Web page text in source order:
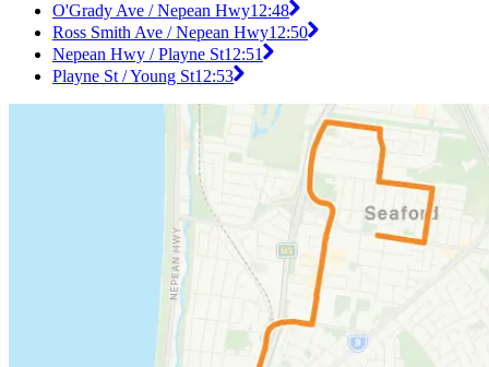
O'Grady Ave / Nepean Hwy12:48
Ross Smith Ave / Nepean Hwy12:50
Nepean Hwy / Playne St12:51
Playne St / Young St12:53